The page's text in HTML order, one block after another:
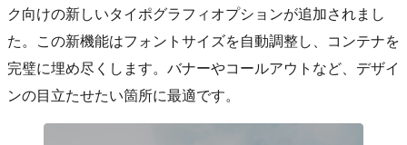
ク向けの新しいタイポグラフィオプションが追加されまし
た。この新機能はフォントサイズを自動調整し、コンテナを
完璧に埋め尽くします。バナーやコールアウトなど、デザイ
ンの目立たせたい箇所に最適です。